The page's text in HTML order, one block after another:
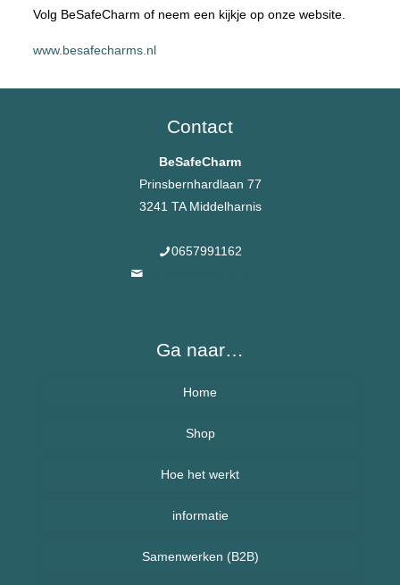
Volg BeSafeCharm of neem een kijkje op onze website.
www.besafecharms.nl
Contact
BeSafeCharm
Prinsbernhardlaan 77
3241 TA Middelharnis
0657991162
Ga naar…
Home
Over BeSafeCharm – ons verhaal
Shop
Armbanden
Kettingen
Kinderen
Hoe het werkt
informatie
Veelgestelde vragen (FAQ) – BeSafeCharm
Samenwerken (B2B)